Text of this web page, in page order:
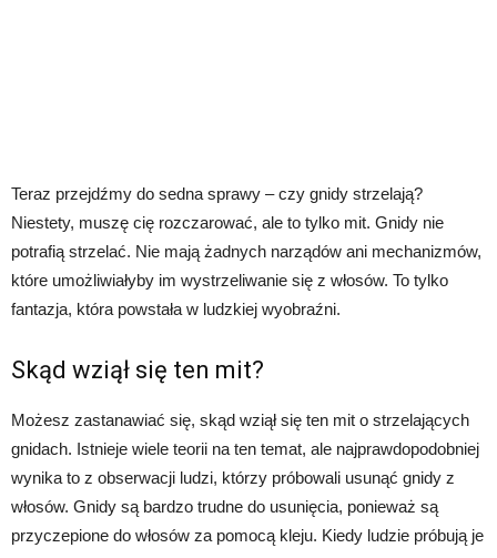
Teraz przejdźmy do sedna sprawy – czy gnidy strzelają?
Niestety, muszę cię rozczarować, ale to tylko mit. Gnidy nie
potrafią strzelać. Nie mają żadnych narządów ani mechanizmów,
które umożliwiałyby im wystrzeliwanie się z włosów. To tylko
fantazja, która powstała w ludzkiej wyobraźni.
Skąd wziął się ten mit?
Możesz zastanawiać się, skąd wziął się ten mit o strzelających
gnidach. Istnieje wiele teorii na ten temat, ale najprawdopodobniej
wynika to z obserwacji ludzi, którzy próbowali usunąć gnidy z
włosów. Gnidy są bardzo trudne do usunięcia, ponieważ są
przyczepione do włosów za pomocą kleju. Kiedy ludzie próbują je